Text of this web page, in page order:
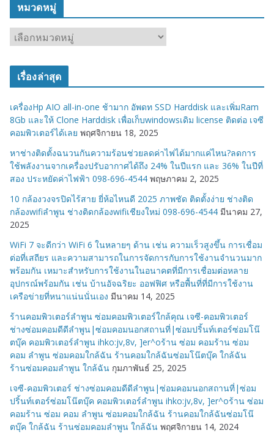
หมวดหมู่
ม
ว
มู่
เรื่องล่าสุด
เครื่องHp AIO all-in-one ช้ามาก อัพดท SSD Harddisk และเพิ่มRam
8Gb และให้ Clone Harddisk เพื่อเก็บwindowsเดิม license ติดต่อ เจซี
คอมพิวเตอร์ได้เลย พฤศจิกายน 18, 2025
หาช่างติดตั้งฉนวนกันความร้อนช่วยลดค่าไฟได้มากแค่ไหน?ลดการ
ใช้พลังงานจากเครื่องปรับอากาศได้ถึง 24% ในปีแรก และ 36% ในปีที่
สอง ประหยัดค่าไฟฟ้า 098-696-4544 พฤษภาคม 2, 2025
10 กล้องวงจรปิดไร้สาย ยี่ห้อไหนดี 2025 ภาพชัด ติดตั้งง่าย ช่างติด
กล้องwifiลำพูน ช่างติดกล้องwifiเชียงใหม่ 098-696-4544 มีนาคม 27,
2025
WiFi 7 จะดีกว่า WiFi 6 ในหลายๆ ด้าน เช่น ความเร็วสูงขึ้น การเชื่อม
ต่อที่เสถียร และความสามารถในการจัดการกับการใช้งานจำนวนมาก
พร้อมกัน เหมาะสำหรับการใช้งานในอนาคตที่มีการเชื่อมต่อหลาย
อุปกรณ์พร้อมกัน เช่น บ้านอัจฉริยะ ออฟฟิศ หรือพื้นที่ที่มีการใช้งาน
เครือข่ายที่หนาแน่นนั่นเอง มีนาคม 14, 2025
ร้านคอมพิวเตอร์ลำพูน ซ่อมคอมพิวเตอร์ใกล้คุณ เจซี-คอมพิวเตอร์
ช่างซ่อมคอมดีดีลำพูน|ซ่อมคอมนอกสถานที่|ซ่อมปริ้นท์เตอร์ซ่อมโน๊
ตบุ๊ค คอมพิวเตอร์ลำพูน ihko:jv,8v, ]er^oร้าน ซ่อม คอมร้าน ซ่อม
คอม ลำพูน ซ่อมคอมใกล้ฉัน ร้านคอมใกล้ฉันซ่อมโน๊ตบุ๊ค ใกล้ฉัน
ร้านซ่อมคอมลำพูน ใกล้ฉัน กุมภาพันธ์ 25, 2025
เจซี-คอมพิวเตอร์ ช่างซ่อมคอมดีดีลำพูน|ซ่อมคอมนอกสถานที่|ซ่อม
ปริ้นท์เตอร์ซ่อมโน๊ตบุ๊ค คอมพิวเตอร์ลำพูน ihko:jv,8v, ]er^oร้าน ซ่อม
คอมร้าน ซ่อม คอม ลำพูน ซ่อมคอมใกล้ฉัน ร้านคอมใกล้ฉันซ่อมโน๊
ตบุ๊ค ใกล้ฉัน ร้านซ่อมคอมลำพูน ใกล้ฉัน พฤศจิกายน 14, 2024